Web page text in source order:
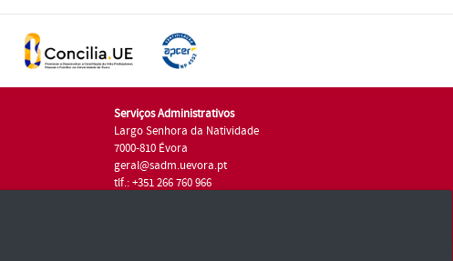
Serviços Administrativos
Largo Senhora da Natividade
7000-810 Évora
geral@sadm.uevora.pt
tlf.: +351 266 760 966